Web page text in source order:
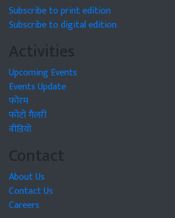
Subscribe to print edition
Subscribe to digital edition
Activities
Upcoming Events
Events Update
फोरम
फोटो गैलरी
वीडियो
Contact
About Us
Contact Us
Careers